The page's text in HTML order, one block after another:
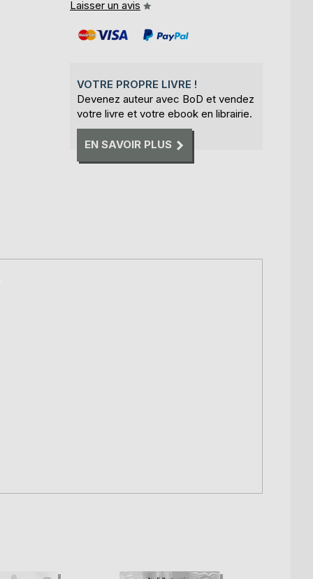
Laisser un avis
VOTRE PROPRE LIVRE !
Devenez auteur avec BoD et vendez
votre livre et votre ebook en librairie.
EN SAVOIR PLUS